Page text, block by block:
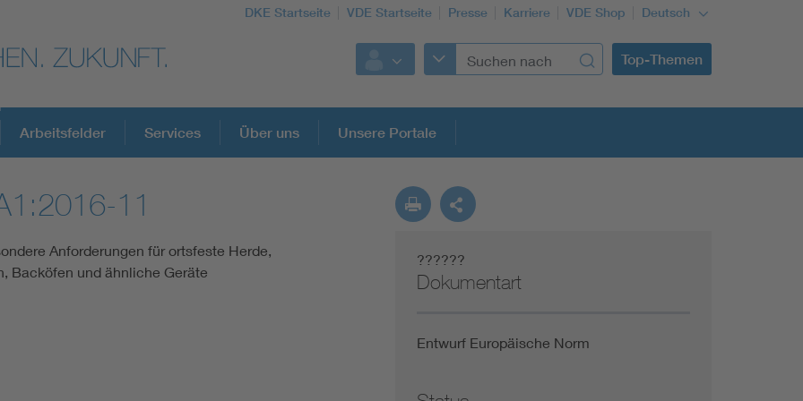
DKE Startseite VDE Startseite Presse Karriere VDE Shop Deutsch
Top-Themen
DKE Fachinformationen im Kontext der Normung
Blitzschutz: DIN EN 62305 in der Übersicht Funktionale Sicherheit schützt den Menschen
Arbeitsfelder Services Über uns Unsere Portale
11
Anforderungen für ortsfeste Herde,
Backöfen und ähnliche Geräte
??????
Dokumentart
Entwurf Europäische Norm